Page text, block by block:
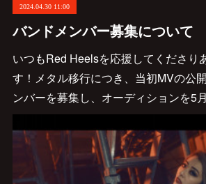
2024.04.30 11:00
バンドメンバー募集について
いつもRed Heelsを応援してくださり
す！メタル移行につき、当初MVの公
ンバーを募集し、オーディションを5